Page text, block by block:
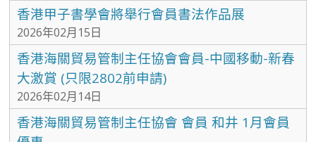
香港甲子書學會將舉行會員書法作品展
2026年02月15日
香港海關貿易管制主任協會會員-中國移動-新春
大激賞 (只限2802前申請)
2026年02月14日
香港海關貿易管制主任協會 會員 和井 1月會員